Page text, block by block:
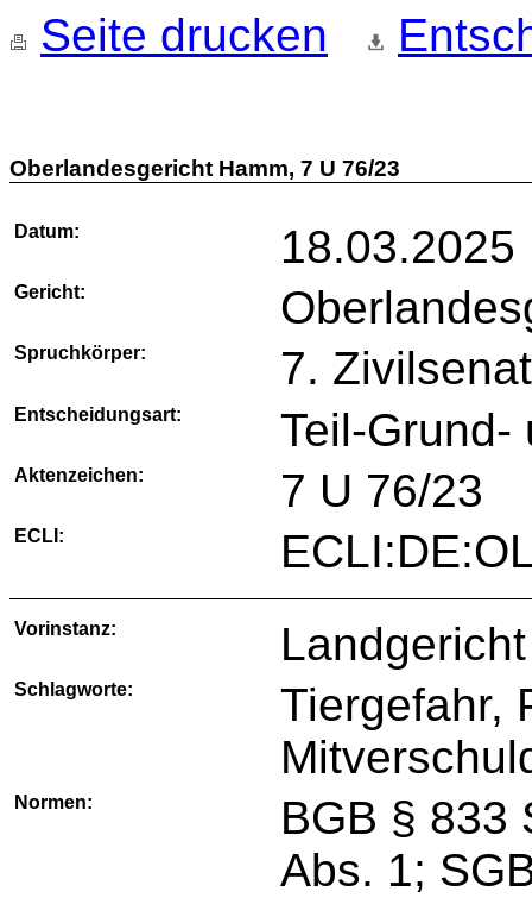
Seite drucken
Oberlandesgericht Hamm, 7 U 76/23
Datum: 18.03.2025
Gericht:
Spruchkörper: 7. Zivilsenat
Entscheidungsart: Teil-Grund-
Aktenzeichen: 7 U 76/23
ECLI:
Vorinstanz:
Schlagworte:
Tiergefahr,
Normen:
BGB § 833
Abs. 1;